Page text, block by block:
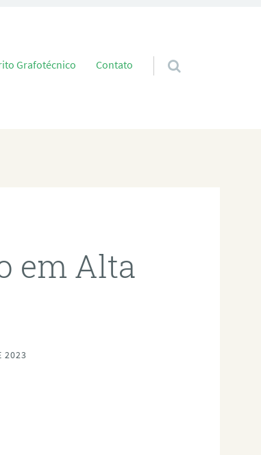
Grafotécnico Contato
em Alta
2023